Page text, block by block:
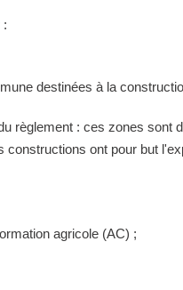
:
destinées à la
règlement : ces zones sont
ont pour but
agricole (AC) ;